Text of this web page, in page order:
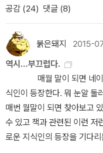
하는 것, 뺄셈을 인식하게 하
그래서 뺄셈이 도달한 극점
된다. 고독의 끝. 어쩌면 백
처절한 또는 과감한 빼기라
로 또는 마이너스(-)로 가지
들어진다. 더히기, 곱하기를
가 지금 우리 사회가 아닐까
나누기에 대해서 생각해 보
는 진실이 이것이 아닐까 하
는너의 오래된 실수기어이서
그것은 두 발 없는 짐승으로
닿는 나무의 유일한 전술나
우리의 상처는나무 밑둥을
에서 깨어나 허기진 첫 식사
신욱신한 거라 해두자 어제
붙는다고 말하면서 알 수 없
없으니 미래에 대해 불안해
는 아침 이 아침에..짜고도 다
의점 기어나가는 정오 이 정오에 냄새란 유행에 뒤떨어
..노랗게 쩌들어 있었다노랑
끗해지는 건 노란 옥수수라 ..레모나 빈 껍데기 그 끄트머리에뾰
족한 압침처럼 박혀 있을 냄새여 밤에 뜨는 여인들 ..몹시
하지 않으면가족은 탄생할 수 없다 ..남의 가정은
이고창문 저 안나의 가정은 다 안락사
않으면사랑은 탄생할 수 없다 ..몹시 문란하지 않아면이해는 탄
생할 수 없다 ..몹시 문란하지 않으면국군 장교의 아내가 될 수
없었던 ..쌍방울 모시메리를 단돈천원에 파는할머니가 있었다꼭
책들보다 크기부터 아담하다. 쥐면 손에 꼬옥 쥐어지는 게 손을
리가 고스란히 드러나는 글
자면 마음치유 독서에세이.
움으로 목이메는 사람에게
를 들려주고 싶다고 한다. 올
고 있는 그분에게 이 시를 돌려드리고 싶다. 🍁젖가슴에는 젖꼭
지 대신 꽃봉오리발가락에
워하면 안 되나요이럴 때는
달빛에 녹아내리는 벚꽃잎
공감 (24) 댓글 (8)
붉은돼지 2015-
역시...부끄럽다.
식인이 등장한다. 뭐 눈알 둘
매번 월말이 되면 찾아보고
수 있고 책과 관련된 이런 저
로운 지식인의 등장을 기다